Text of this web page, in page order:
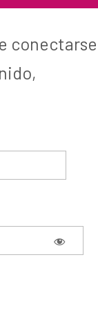
conectarse